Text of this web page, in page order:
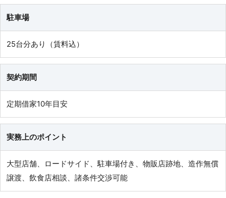
駐車場
25台分あり（賃料込）
契約期間
定期借家10年目安
実務上のポイント
大型店舗、ロードサイド、駐車場付き、物販店跡地、造作無償
譲渡、飲食店相談、諸条件交渉可能